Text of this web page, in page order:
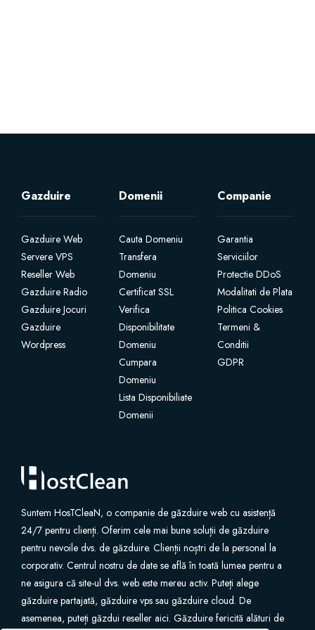
Licente cPanel WHM / WHMSonic
Servere Dedicate
Aplicatii Mobil
SSL Certificates
Website Backup
VPN
SEO Tools
Gazduire
Gazduire Web
Servere VPS
Reseller Web
Gazduire Radio
Gazduire Jocuri
Gazduire
Wordpress
Domenii
Cauta Domeniu
Transfera
Domeniu
Certificat SSL
Verifica
Disponibilitate
Domeniu
Cumpara
Domeniu
Lista Disponibiliate
Domenii
Companie
Garantia
Serviciilor
Protectie DDoS
Modalitati de Plata
Politica Cookies
Termeni &
Conditii
GDPR
Suntem HosTCleaN, o companie de găzduire web cu asistență
24/7 pentru clienți. Oferim cele mai bune soluții de găzduire
pentru nevoile dvs. de găzduire. Clienții noștri de la personal la
corporativ. Centrul nostru de date se află în toată lumea pentru a
ne asigura că site-ul dvs. web este mereu activ. Puteți alege
găzduire partajată, găzduire vps sau găzduire cloud. De
asemenea, puteți găzdui reseller aici. Găzduire fericită alături de